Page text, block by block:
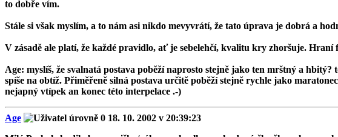
to dobře vím.
Stále si však myslím, a to nám asi nikdo mevyvrátí, že tato úprava je dobrá a
V zásadě ale platí, že každé pravidlo, ať je sebelehčí, kvalitu kry zhoršuje.
Age: myslíš, že svalnatá postava poběží naprosto stejně jako ten mrštný a
spíše na obtíž. Přiměřeně silná postava určitě poběží stejně rychle jako
nejapný vtípek an konec této interpelace .-)
Age
18. 10. 2002 v 20:39:23